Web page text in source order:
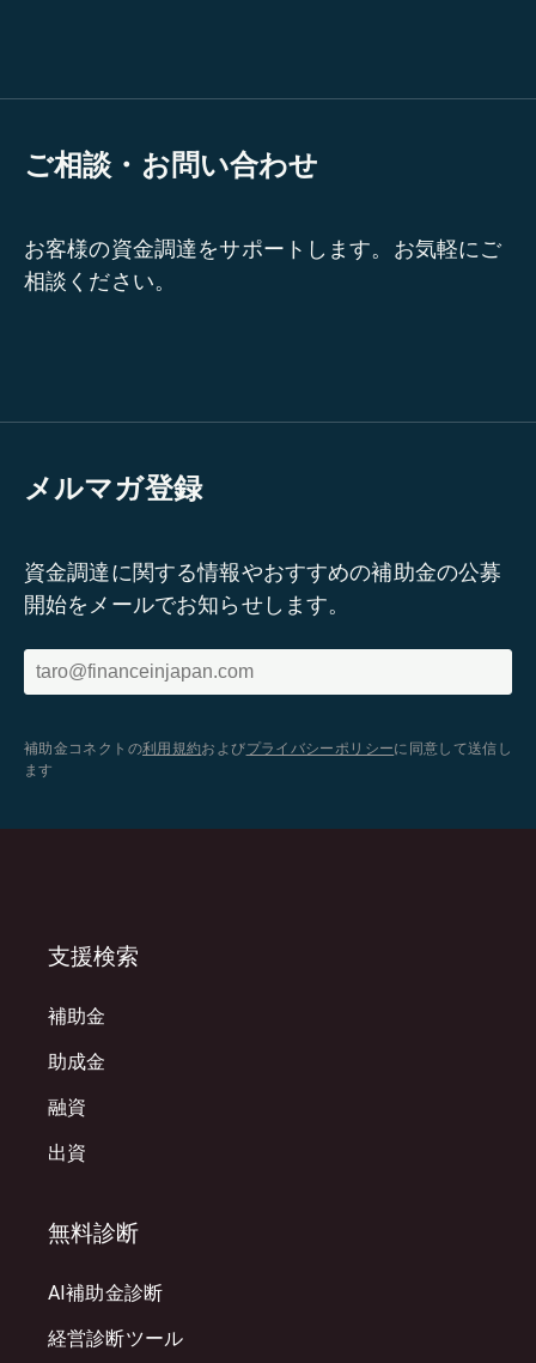
ご相談・お問い合わせ
お客様の資金調達をサポートします。お気軽にご
相談ください。
メルマガ登録
資金調達に関する情報やおすすめの補助金の公募
開始をメールでお知らせします。
補助金コネクトの利用規約およびプライバシーポリシーに同意して送信し
ます
支援検索
補助金
助成金
融資
出資
無料診断
AI補助金診断
経営診断ツール